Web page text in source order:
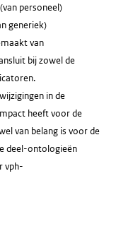
personeel)
generiek)
van
bij zowel de
in de
heeft voor de
van belang is voor de
deel-ontologieën
vph-